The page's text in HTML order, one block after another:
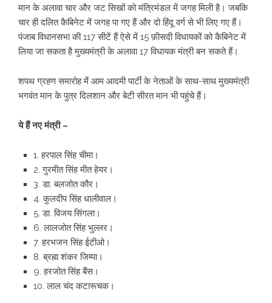
मान के अलावा चार और जट सिखों को मंत्रिमंडल में जगह मिली है। जबकि
चार ही दलित कैबिनेट में जगह पा गए हैं और दो हिंदू वर्ग से भी लिए गए हैं।
पंजाब विधानसभा की 117 सीटें हैं ऐसे में 15 फ़ीसदी विधायकों को कैबिनेट में
लिया जा सकता है मुख्यमंत्री के अलावा 17 विधायक मंत्री बन सकते हैं।
शपथ ग्रहण समारोह मेंं आम आदमी पार्टी के नेताओं के साथ-साथ मुख्‍यमंत्री
भगवंत मान के पुत्र दिलशान और बेटी सीरत मान भी पहुंचे हैं।
ये हैं नए मंत्री –
1. हरपाल सिंह चीमा।
2. गुरमीत सिंह मीत हेयर।
3. डा. बलजोत कौर।
4. कुलदीप सिंह धालीवाल।
5. डा. विजय सिंगला।
6. लालजोत सिंह भुल्लर।
7. हरभजन सिंह ईटीओ।
8. ब्रह्म शंकर जिम्‍पा।
9. हरजोत सिंह बैंस।
10. लाल चंद कटारूचक।